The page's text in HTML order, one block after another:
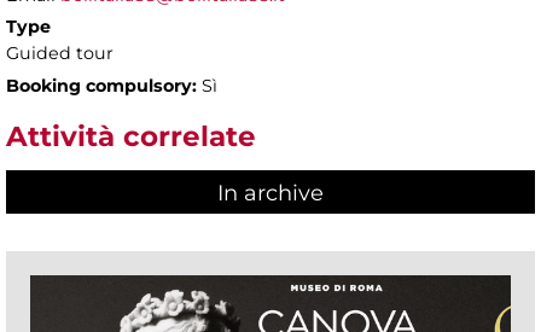
Type
Guided tour
Booking compulsory: Sì
Attività correlate
In archive